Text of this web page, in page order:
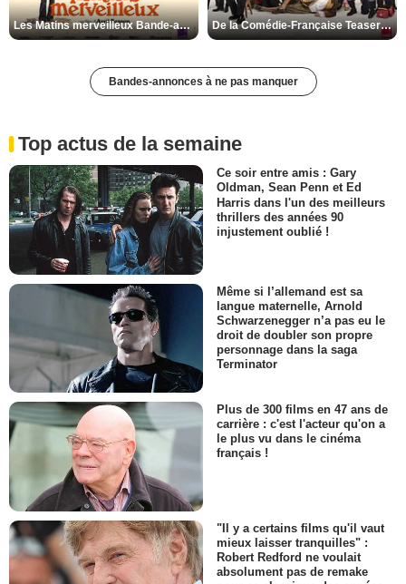
Les Matins merveilleux Bande-annonce VF De la Comédie-Française Teaser VF
Bandes-annonces à ne pas manquer
Top actus de la semaine
Ce soir entre amis : Gary
Oldman, Sean Penn et Ed
Harris dans l'un des meilleurs
thrillers des années 90
injustement oublié !
Même si l’allemand est sa
langue maternelle, Arnold
Schwarzenegger n’a pas eu le
droit de doubler son propre
personnage dans la saga
Terminator
Plus de 300 films en 47 ans de
carrière : c'est l'acteur qu'on a
le plus vu dans le cinéma
français !
"Il y a certains films qu'il vaut
mieux laisser tranquilles" :
Robert Redford ne voulait
absolument pas de remake